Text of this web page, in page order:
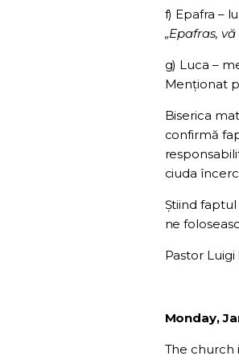
f) Epafra –
„Epafras,
g) Luca –
Menționat
Biserica
confirmă
ciuda
Știind
ne
Pastor Luigi
Monday,
The church